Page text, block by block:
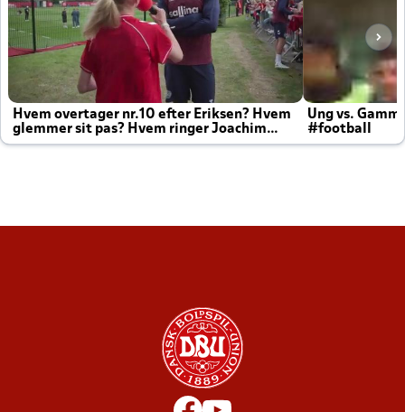
Hvem overtager nr.10 efter Eriksen? Hvem
glemmer sit pas? Hvem ringer Joachim
altid til efter kampe?
Ung vs.
#football